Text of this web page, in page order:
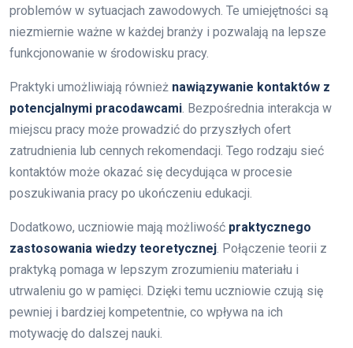
problemów w sytuacjach zawodowych. Te umiejętności są
niezmiernie ważne w każdej branży i pozwalają na lepsze
funkcjonowanie w środowisku pracy.
Praktyki umożliwiają również nawiązywanie kontaktów z
potencjalnymi pracodawcami . Bezpośrednia interakcja w
miejscu pracy może prowadzić do przyszłych ofert
zatrudnienia lub cennych rekomendacji. Tego rodzaju sieć
kontaktów może okazać się decydująca w procesie
poszukiwania pracy po ukończeniu edukacji.
Dodatkowo, uczniowie mają możliwość praktycznego
zastosowania wiedzy teoretycznej . Połączenie teorii z
praktyką pomaga w lepszym zrozumieniu materiału i
utrwaleniu go w pamięci. Dzięki temu uczniowie czują się
pewniej i bardziej kompetentnie, co wpływa na ich
motywację do dalszej nauki.